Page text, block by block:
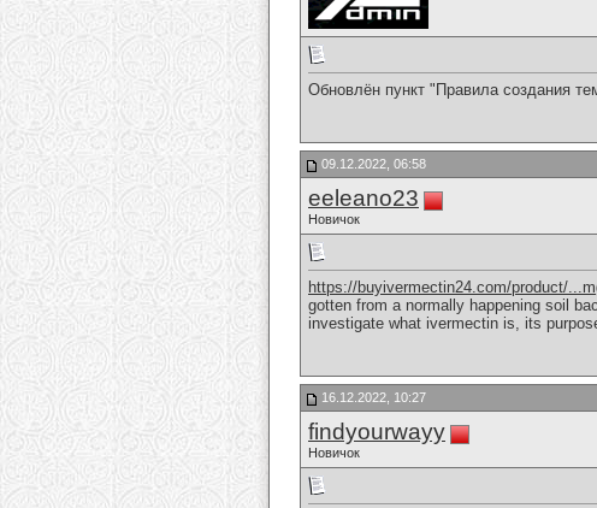
Обновлён пункт "Правила создания
09.12.2022, 06:58
eeleano23
Новичок
https://buyivermectin24.com/product/
gotten from a normally happening soil
investigate what ivermectin is, its
16.12.2022, 10:27
findyourwayy
Новичок